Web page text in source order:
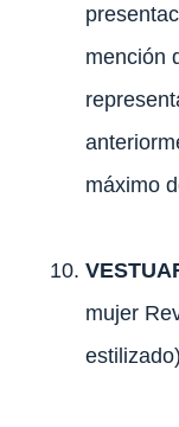
mención
máximo
mujer